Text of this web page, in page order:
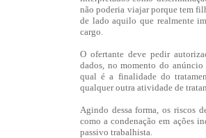
não poderia viajar porque tem
de lado aquilo que realmente
cargo.
O ofertante deve pedir
dados, no momento do anúncio
qual é a finalidade do
qualquer outra atividade de
Agindo dessa forma, os riscos
como a condenação em ações
passivo trabalhista.